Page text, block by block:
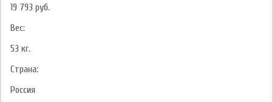
19 793 руб.
Вес:
53 кг.
Страна:
Россия